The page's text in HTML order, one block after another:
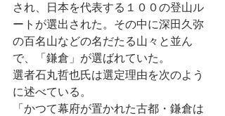
され、日本を代表する１００の登山ル
ートが選出された。その中に深田久弥
の百名山などの名だたる山々と並ん
で、「鎌倉」が選ばれていた。
選者石丸哲也氏は選定理由を次のよう
に述べている。
「かつて幕府が置かれた古都・鎌倉は